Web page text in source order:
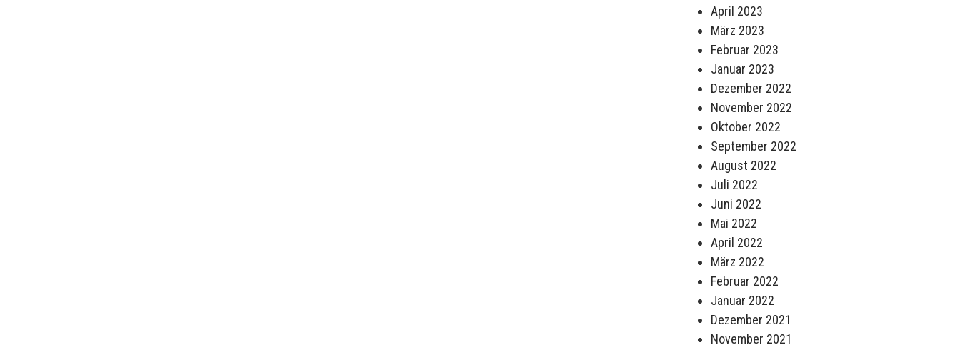
April 2023
März 2023
Februar 2023
Januar 2023
Dezember 2022
November 2022
Oktober 2022
September 2022
August 2022
Juli 2022
Juni 2022
Mai 2022
April 2022
März 2022
Februar 2022
Januar 2022
Dezember 2021
November 2021